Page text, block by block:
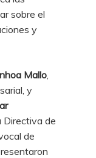
sobre el
y
Mallo
y
Directiva de
de